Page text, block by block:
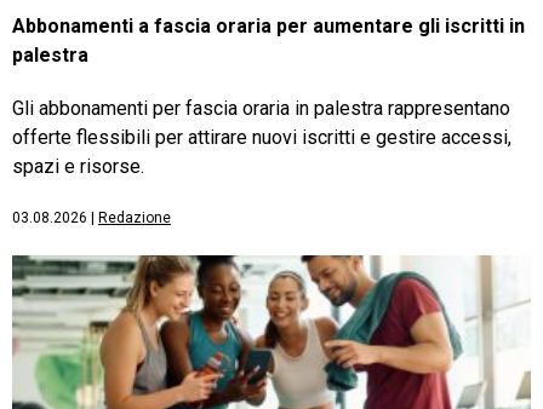
Abbonamenti a fascia oraria per aumentare gli iscritti in
palestra
Gli abbonamenti per fascia oraria in palestra rappresentano
offerte flessibili per attirare nuovi iscritti e gestire accessi,
spazi e risorse.
03.08.2026 Redazione